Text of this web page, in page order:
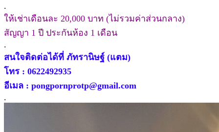
.
ให้เช่าเดือนละ 20,000 บาท (ไม่รวมค่าส่วนกลาง)
สัญญา 1 ปี ประกันห้อง 1 เดือน
.
สนใจติดต่อได้ที่ ภัทรานิษฐ์ (แตม)
โทร : 0622492935
อีเมล : pongpornprotp@gmail.com
.